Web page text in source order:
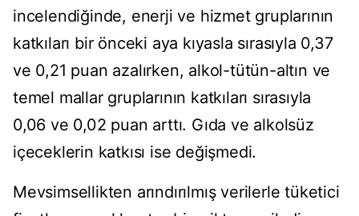
incelendiğinde, enerji ve hizmet gruplarının
katkıları bir önceki aya kıyasla sırasıyla 0,37
ve 0,21 puan azalırken, alkol-tütün-altın ve
temel mallar gruplarının katkıları sırasıyla
0,06 ve 0,02 puan arttı. Gıda ve alkolsüz
içeceklerin katkısı ise değişmedi.
Mevsimsellikten arındırılmış verilerle tüketici